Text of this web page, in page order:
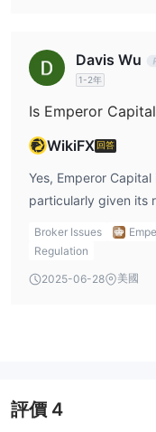
experience for
method that best
Davis Wu
1-2年
WikiFX 回答
Yes, Emperor
particularly given its
adherence to strict
operates within a
on certain
for a simpler trading
make it a solid
Broker Issues
Regulation
2025-06-28 美國
評價 4